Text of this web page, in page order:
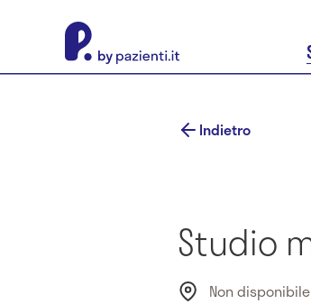
Indietro
Studio
Non disponibile